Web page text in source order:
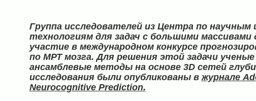
Группа исследователей из Центра по
технологиям для задач с большими массивами
участие в международном конкурсе
по МРТ мозга. Для решения этой задачи
ансамблевые методы на основе 3D сетей
исследования были опубликованы вжурнале
Neurocognitive Prediction.